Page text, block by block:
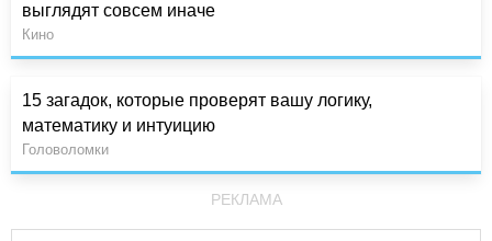
выглядят совсем иначе
Кино
15 загадок, которые проверят вашу логику,
математику и интуицию
Головоломки
РЕКЛАМА